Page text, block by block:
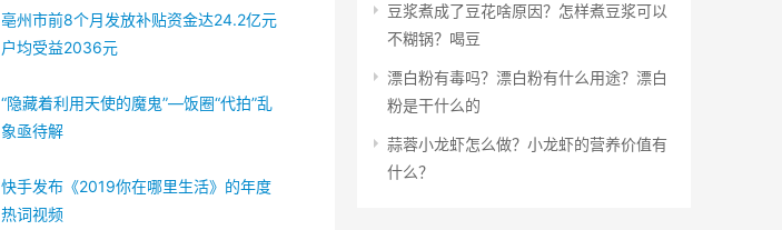
亳州市前8个月发放补贴资金达24.2亿元
户均受益2036元
“隐藏着利用天使的魔鬼”—饭圈“代拍”乱
象亟待解
快手发布《2019你在哪里生活》的年度
热词视频
豆浆煮成了豆花啥原因？怎样煮豆浆可以
不糊锅？喝豆
漂白粉有毒吗？漂白粉有什么用途？漂白
粉是干什么的
蒜蓉小龙虾怎么做？小龙虾的营养价值有
什么？